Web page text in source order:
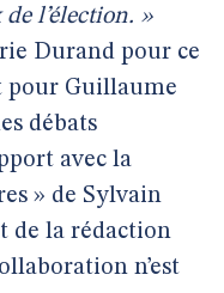
l’élection. »
Durand pour ce
pour Guillaume
débats
avec la
» de Sylvain
de la rédaction
n’est